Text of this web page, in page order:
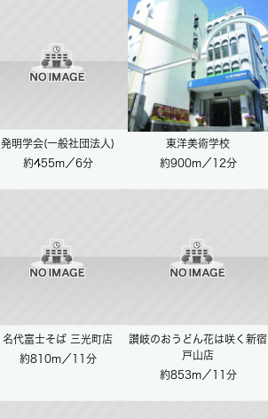
発明学会(一般社団法人)
約455m／6分
東洋美術学校
約900m／12分
名代富士そば 三光町店
約810m／11分
讃岐のおうどん花は咲く新宿
戸山店
約853m／11分